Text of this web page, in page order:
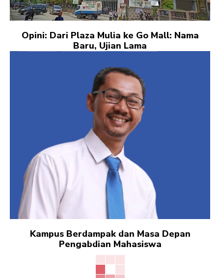
Opini: Dari Plaza Mulia ke Go Mall: Nama
Baru, Ujian Lama
Kampus Berdampak dan Masa Depan
Pengabdian Mahasiswa